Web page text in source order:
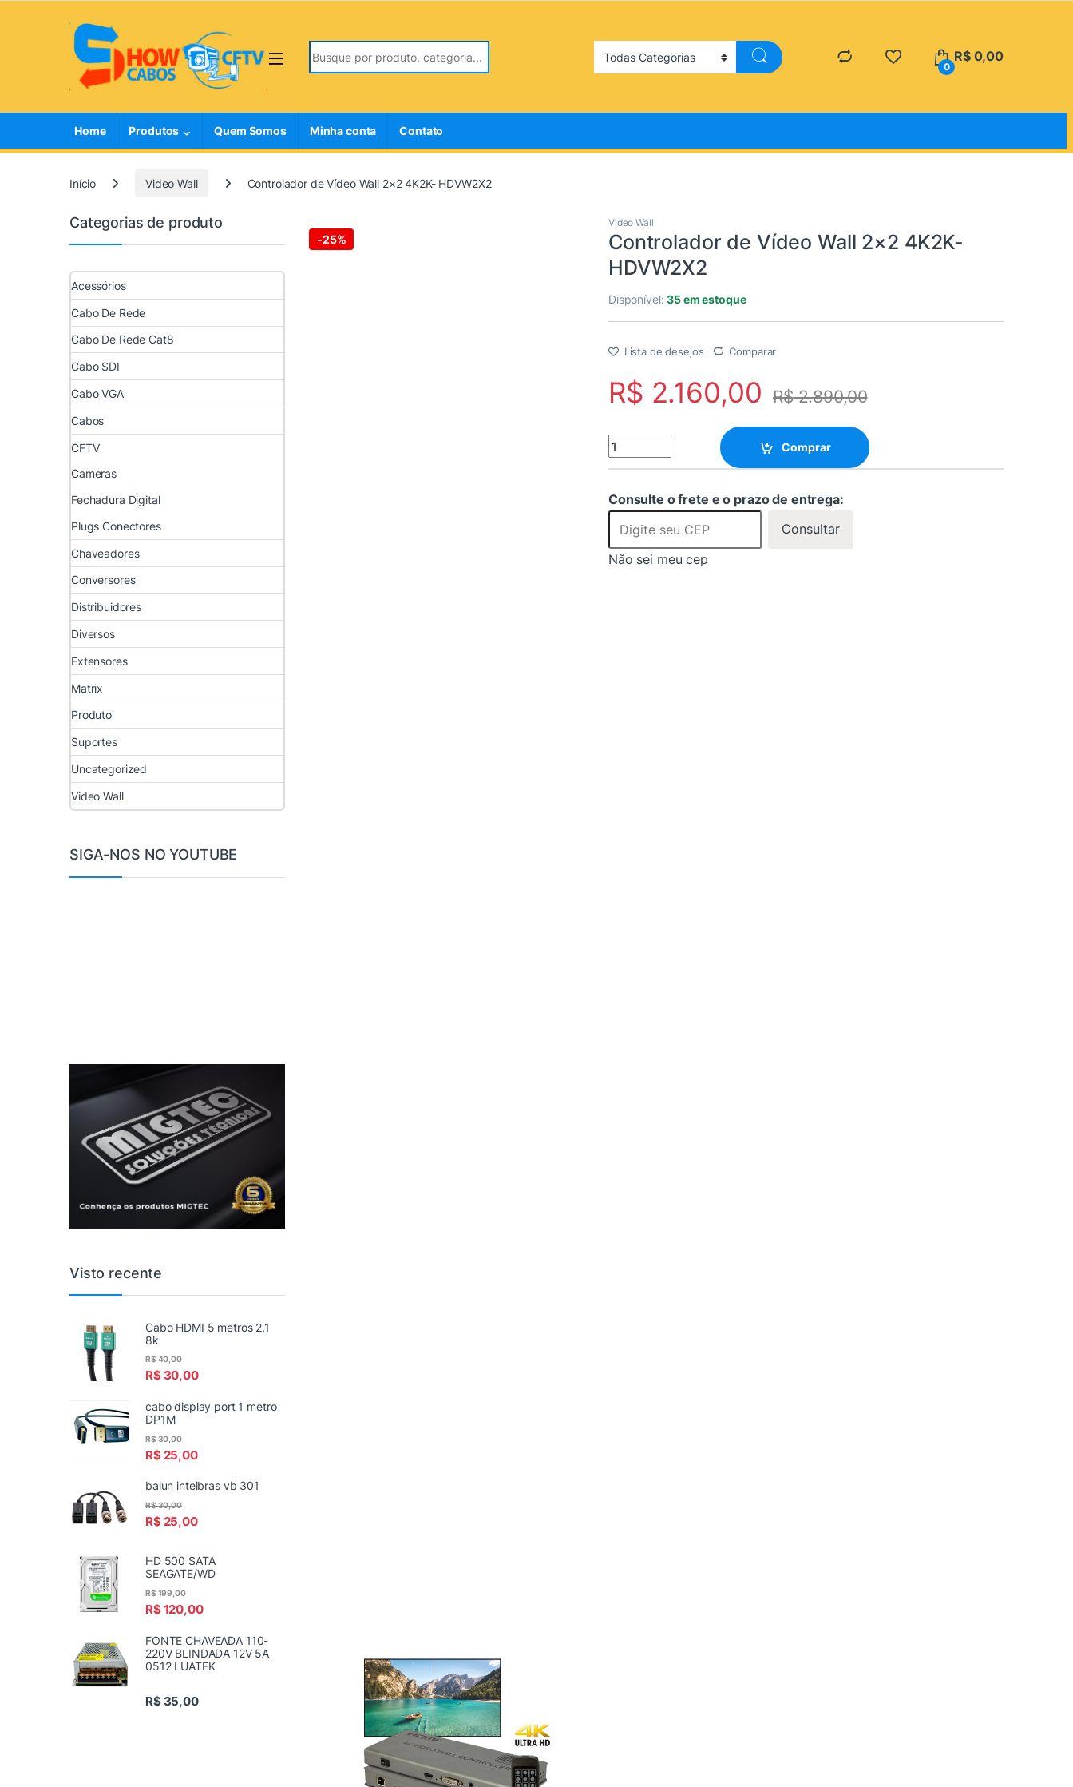
Search for:
0
R$0,00
Home Produtos Quem Somos Minha conta Contato
Início Video Wall Controlador de Vídeo Wall 2×2 4K2K- HDVW2X2
-25%
Video Wall
Controlador de Vídeo Wall 2×2 4K2K-
HDVW2X2
Disponível:35 em estoque
Lista de desejos Comparar
R$ 2.160,00 R$2.890,00
Controlador de Vídeo Wall 2x2 4K2K- HDVW2X2 quantity
Comprar
Consulte o frete e o prazo de entrega:
Consultar
Não sei meu cep
Categorias de produto
Acessórios
Cabo De Rede
Cabo De Rede Cat8
Cabo SDI
Cabo VGA
Cabos
CFTV
Cameras
Fechadura Digital
Plugs Conectores
Chaveadores
Conversores
Distribuidores
Diversos
Extensores
Matrix
Produto
Suportes
Uncategorized
Video Wall
SIGA-NOS NO YOUTUBE
Visto recente
Cabo HDMI 5 metros 2.1
8k
R$30,00
R$40,00
cabo display port 1 metro
DP1M
R$25,00
R$30,00
balun intelbras vb 301
R$25,00
R$30,00
HD 500 SATA
SEAGATE/WD
R$120,00
R$199,00
FONTE CHAVEADA 110-
220V BLINDADA 12V 5A
0512 LUATEK
R$35,00